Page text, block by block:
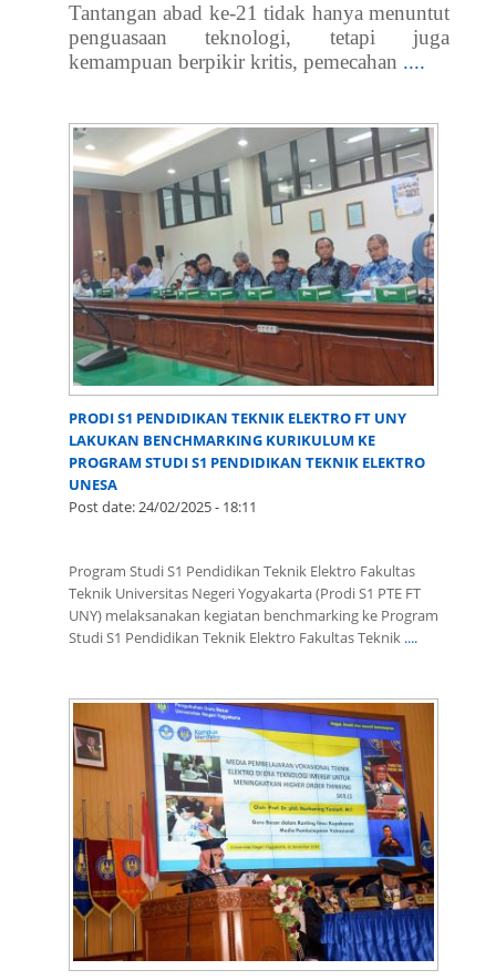
Tantangan abad ke-21 tidak hanya menuntut
penguasaan teknologi, tetapi juga
kemampuan berpikir kritis, pemecahan ....
PRODI S1 PENDIDIKAN TEKNIK ELEKTRO FT UNY
LAKUKAN BENCHMARKING KURIKULUM KE
PROGRAM STUDI S1 PENDIDIKAN TEKNIK ELEKTRO
UNESA
Post date:24/02/2025 - 18:11
Program Studi S1 Pendidikan Teknik Elektro Fakultas
Teknik Universitas Negeri Yogyakarta (Prodi S1 PTE FT
UNY) melaksanakan kegiatan benchmarking ke Program
Studi S1 Pendidikan Teknik Elektro Fakultas Teknik ....